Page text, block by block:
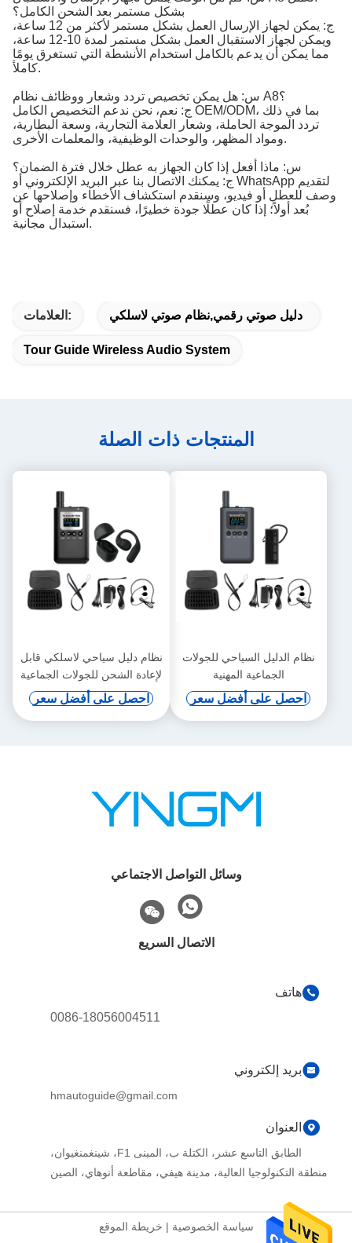
بشكل مستمر بعد الشحن الكامل؟
ج: يمكن لجهاز الإرسال العمل بشكل مستمر لأكثر من 12 ساعة،
ويمكن لجهاز الاستقبال العمل بشكل مستمر لمدة 10-12 ساعة،
مما يمكن أن يدعم بالكامل استخدام الأنشطة التي تستغرق يومًا
كاملاً.
س: هل يمكن تخصيص تردد وشعار ووظائف نظام A8؟
ج: نعم، نحن ندعم التخصيص الكامل OEM/ODM، بما في ذلك
تردد الموجة الحاملة، وشعار العلامة التجارية، وسعة البطارية،
ومواد المظهر، والوحدات الوظيفية، والمعلمات الأخرى.
س: ماذا أفعل إذا كان الجهاز به عطل خلال فترة الضمان؟
ج: يمكنك الاتصال بنا عبر البريد الإلكتروني أو WhatsApp لتقديم
وصف للعطل أو فيديو، وسنقدم استكشاف الأخطاء وإصلاحها عن
بُعد أولاً؛ إذا كان عطلًا جودة خطيرًا، فسنقدم خدمة إصلاح أو
استبدال مجانية.
العلامات: دليل صوتي رقمي,نظام صوتي لاسلكي
Tour Guide Wireless Audio System
المنتجات ذات الصلة
نظام الدليل السياحي للجولات
الجماعية المهنية
احصل على أفضل سعر
نظام دليل سياحي لاسلكي قابل
لإعادة الشحن للجولات الجماعية
احصل على أفضل سعر
وسائل التواصل الاجتماعي
الاتصال السريع
هاتف
0086-18056004511
بريد إلكتروني
hmautoguide@gmail.com
العنوان
الطابق التاسع عشر، الكتلة ب، المبنى F1، شينغمنغيوان،
منطقة التكنولوجيا العالية، مدينة هيفي، مقاطعة أنوهاي، الصين
سياسة الخصوصية | خريطة الموقع